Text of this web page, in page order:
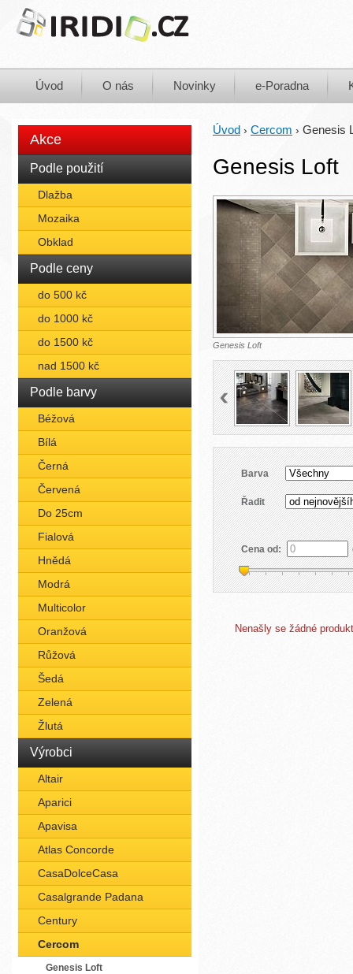
Úvod O nás Novinky e-Poradna
Akce
Podle použití
Dlažba
Mozaika
Obklad
Podle ceny
do 500 kč
do 1000 kč
do 1500 kč
nad 1500 kč
Podle barvy
Béžová
Bílá
Černá
Červená
Do 25cm
Fialová
Hnědá
Modrá
Multicolor
Oranžová
Růžová
Šedá
Zelená
Žlutá
Výrobci
Altair
Aparici
Apavisa
Atlas Concorde
CasaDolceCasa
Casalgrande Padana
Century
Cercom
Genesis Loft
Úvod › Cercom › Genesis
Genesis Loft
Genesis Loft
Barva
Řadit
Cena od:
Nenašly se žádné